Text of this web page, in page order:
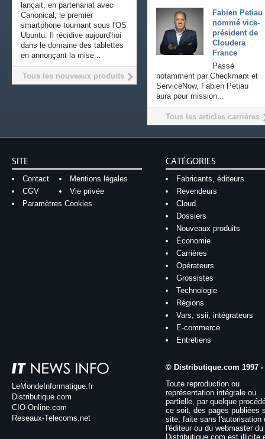
Fabien Petiau
nommé vice-
président de
Cloudera
France
Passé
notamment par Checkmarx et
ServiceNow, Fabien Petiau
aura pour mission...
Tous les articles carrières
lançait, en partenariat avec
Canonical, le premier
smartphone tournant sous l'OS
Ubuntu. Il récidive aujourd'hui
dans le domaine des tablettes
en annonçant la mise...
Tous les nouveaux produits
SITE
Contact
Mentions légales
CGV
Vie privée
Paramètres Cookies
CATÉGORIES
Fabricants, éditeurs
Revendeurs
Cloud
Dossiers
Nouveaux produits
Économie
Carrières
Opérateurs
Grossistes
Technologie
Régions
Vars, ssii, intégrateurs
E-commerce
Entretiens
LeMondeInformatique.fr
Distributique.com
CIO-Online.com
Reseaux-Telecoms.net
© Distributique.com 1997 -
Toute reproduction ou
représentation intégrale ou
partielle, par quelque
ce soit, des pages publiées
site, faite sans l'autorisation
l'éditeur ou du webmaster
Distributique.com est illicite